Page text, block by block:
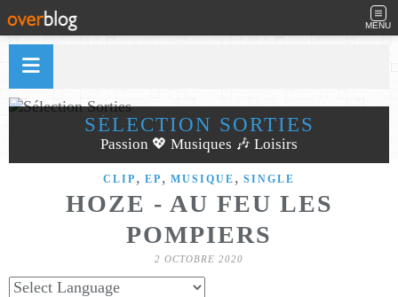
MENU
SÉLECTION SORTIES
Passion 💖 Musiques 🎶 Loisirs
CLIP , EP , MUSIQUE , SINGLE
HOZE - AU FEU LES
POMPIERS
2 OCTOBRE 2020